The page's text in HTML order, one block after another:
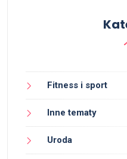
Fitness i sport
Inne tematy
Uroda